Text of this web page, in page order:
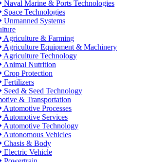
Naval Marine & Ports Technologies
Space Technologies
Unmanned Systems
Agriculture & Farming
Agriculture Equipment & Machinery
Agriculture Technology
Animal Nutrition
Crop Protection
Fertilizers
Seed & Seed Technology
& Transportation
Automotive Processes
Automotive Services
Automotive Technology
Autonomous Vehicles
Chasis & Body
Electric Vehicle